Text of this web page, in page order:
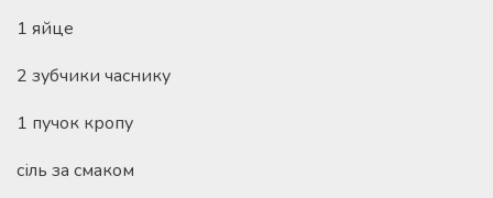
1 яйце
2 зубчики часнику
1 пучок кропу
сіль за смаком